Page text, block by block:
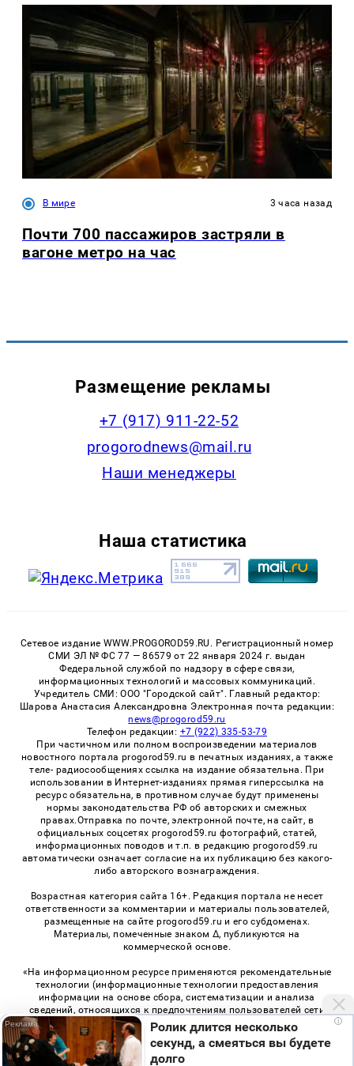
В мире 3 часа назад
Почти 700 пассажиров застряли в
вагоне метро на час
Размещение рекламы
+7 (917) 911-22-52
progorodnews@mail.ru
Наши менеджеры
Наша статистика
Сетевое издание WWW.PROGOROD59.RU. Регистрационный номер
СМИ ЭЛ № ФС 77 — 86579 от 22 января 2024 г. выдан
Федеральной службой по надзору в сфере связи,
информационных технологий и массовых коммуникаций.
Учредитель СМИ: ООО "Городской сайт". Главный редактор:
Шарова Анастасия Александровна Электронная почта редакции:
news@progorod59.ru
Телефон редакции: +7 (922) 335-53-79
При частичном или полном воспроизведении материалов
новостного портала progorod59.ru в печатных изданиях, а также
теле- радиосообщениях ссылка на издание обязательна. При
использовании в Интернет-изданиях прямая гиперссылка на
ресурс обязательна, в противном случае будут применены
нормы законодательства РФ об авторских и смежных
правах.Отправка по почте, электронной почте, на сайт, в
официальных соцсетях progorod59.ru фотографий, статей,
информационных поводов и т.п. в редакцию progorod59.ru
автоматически означает согласие на их публикацию без какого-
либо авторского вознаграждения.
Возрастная категория сайта 16+. Редакция портала не несет
ответственности за комментарии и материалы пользователей,
размещенные на сайте progorod59.ru и его субдоменах.
Материалы, помеченные знаком Δ, публикуются на
коммерческой основе.
«На информационном ресурсе применяются рекомендательные
технологии (информационные технологии предоставления
информации на основе сбора, систематизации и анализа
сведений, относящихся к предпочтениям пользователей сети
«Интернет», находящихся на территории Российской
Федерации)». Правила применения рекомендательных
технологий в виджетах рекламно-обменной сети«СМИ2» (PDF),
«Sparrow» (PDF)
i
Ролик длится несколько
секунд, а смеяться вы будете
долго